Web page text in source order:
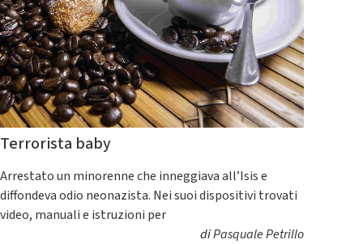
Terrorista baby
Arrestato un minorenne che inneggiava all’Isis e
diffondeva odio neonazista. Nei suoi dispositivi trovati
video, manuali e istruzioni per
diPasquale Petrillo